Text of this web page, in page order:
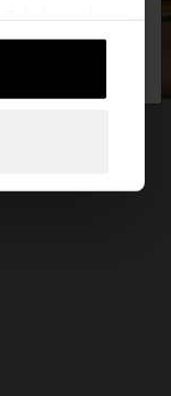
Dienste
States